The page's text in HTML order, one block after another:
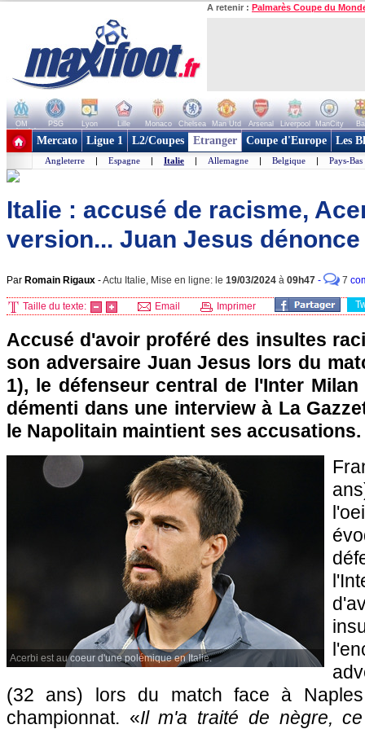
A retenir : Palmarès Coupe du
OM PSG Lyon Lille Monaco Chelsea Man Utd Arsenal Liverpool ManCity
+ de clubs
Mercato Ligue 1 L2/Coupes Etranger Coupe d'Europe Les
Angleterre | Espagne | Italie | Allemagne | Belgique | Pays-Bas
Italie : accusé de racisme,
version... Juan Jesus
Par Romain Rigaux -Actu Italie, Mise en ligne: le 19/03/2024 à 09h47 - 7
Taille du texte: Email Imprimer
Accusé d'avoir proféré des insultes
son adversaire Juan Jesus lors du
1), le défenseur central de l'Inter
démenti dans une interview à La
le Napolitain maintient ses accusations.
Acerbi est au coeur d'une polémique en Italie.
(32 ans) lors du match face à
championnat. «Il m'a traité de nègre,